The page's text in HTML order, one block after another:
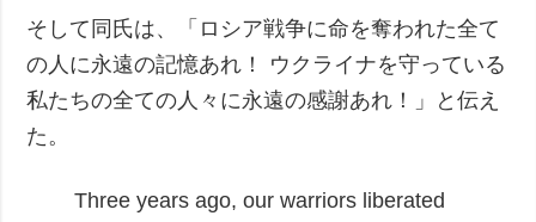
そして同氏は、「ロシア戦争に命を奪われた全て
の人に永遠の記憶あれ！ ウクライナを守っている
私たちの全ての人々に永遠の感謝あれ！」と伝え
た。
Three years ago, our warriors liberated